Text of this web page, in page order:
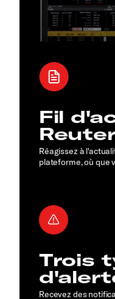
Fil
Réagissez à
plateforme, où que
Trois
Recevez des